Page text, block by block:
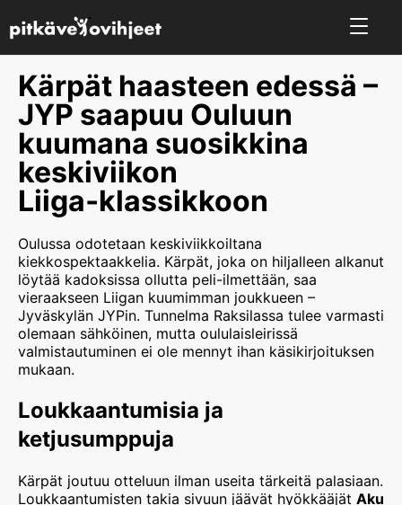
Kärpät haasteen edessä –
JYP saapuu Ouluun
kuumana suosikkina
keskiviikon
Liiga‑klassikkoon
Oulussa odotetaan keskiviikkoiltana
kiekkospektaakkelia. Kärpät, joka on hiljalleen alkanut
löytää kadoksissa ollutta peli-ilmettään, saa
vieraakseen Liigan kuumimman joukkueen –
Jyväskylän JYPin. Tunnelma Raksilassa tulee varmasti
olemaan sähköinen, mutta oululaisleirissä
valmistautuminen ei ole mennyt ihan käsikirjoituksen
mukaan.
Loukkaantumisia ja
ketjusumppuja
Kärpät joutuu otteluun ilman useita tärkeitä palasiaan.
Loukkaantumisten takia sivuun jäävät hyökkääjät Aku